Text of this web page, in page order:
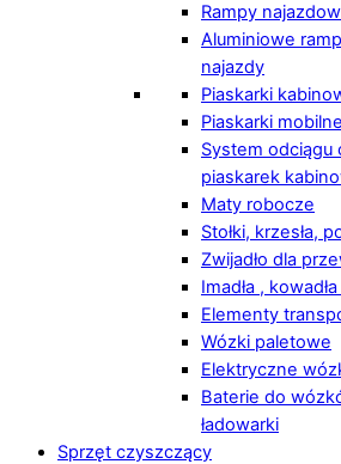
Rampy
Aluminiowe
najazdy
Piaskarki
Piaskarki mobilne
System
piaskarek
Maty robocze
Stołki, krzesła,
Zwijadło dla
Imadła ,
Elementy
Wózki paletowe
Elektryczne
Baterie do
ładowarki
Sprzęt czyszczący